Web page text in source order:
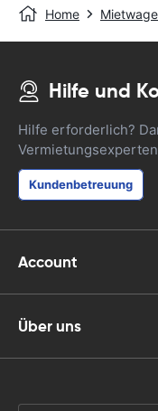
Home
Hilfe und
Hilfe erforderlich?
Kundenbetreuung
Account
Über uns